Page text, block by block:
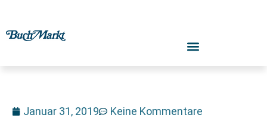
Januar 31, 2019 Keine Kommentare